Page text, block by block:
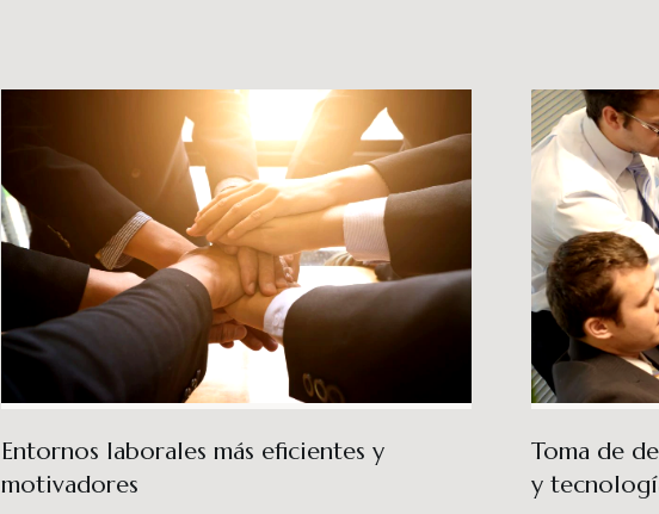
Entornos laborales más eficientes y
motivadores
Toma de
y